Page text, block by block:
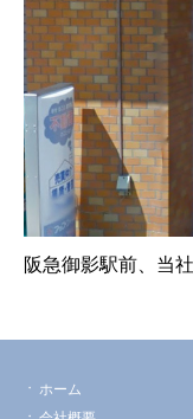
阪急御影駅前、当
ホーム